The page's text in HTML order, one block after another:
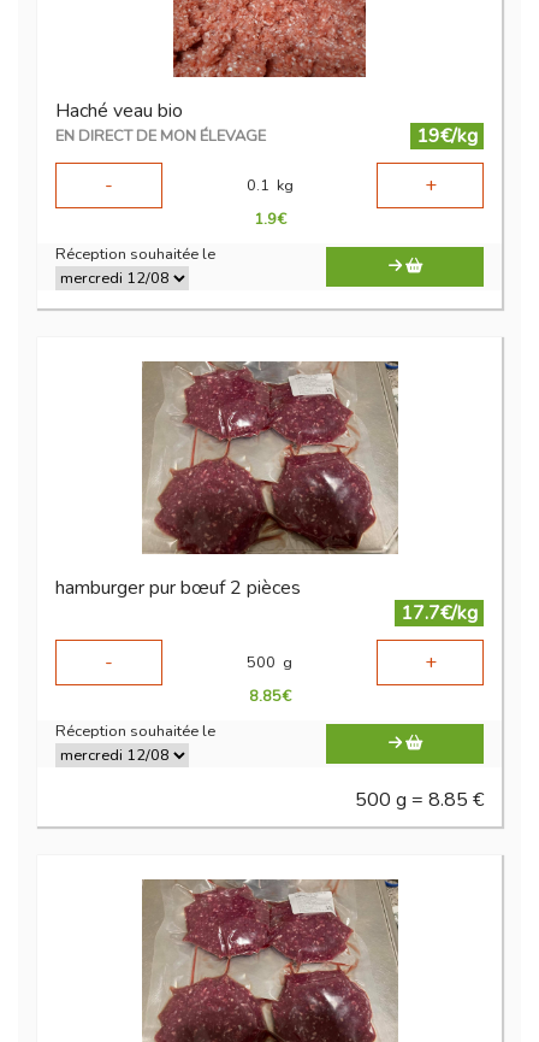
Haché veau bio
EN DIRECT DE MON ÉLEVAGE
19€/kg
-
0.1 kg +
1.9€
Réception souhaitée le
hamburger pur bœuf 2 pièces
17.7€/kg
-
500 g +
8.85€
Réception souhaitée le
500 g = 8.85 €